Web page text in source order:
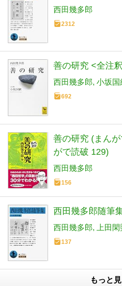
西田幾多郎
2312
善の研究 <全注
西田幾多郎 小坂国
692
善の研究 (まん
がで読破 129)
西田幾多郎
156
西田幾多郎随筆
西田幾多郎 上田閑
137
もっと